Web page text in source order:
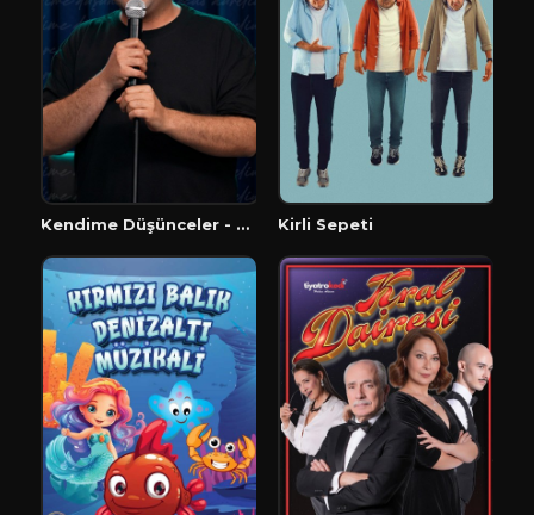
Kendime Düşünceler - Stand Up Kirli Sepeti